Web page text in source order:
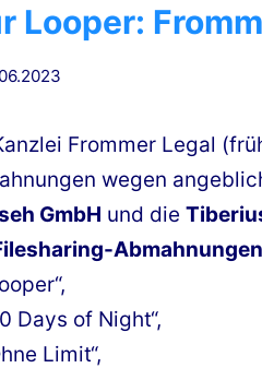
Looper:
Frommer Legal
wegen
GmbH und die
Abmahnungen
Days of Night“,
Limit“,